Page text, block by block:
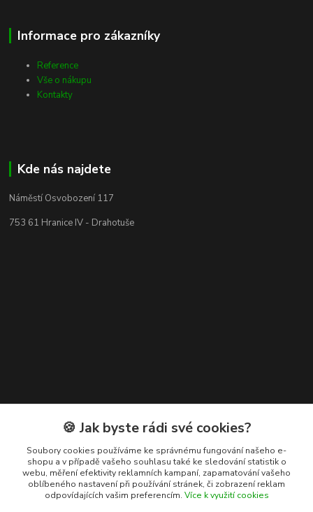
Informace pro zákazníky
Reference
Vše o nákupu
Kontakty
Kde nás najdete
Náměstí Osvobození 117
753 61 Hranice IV - Drahotuše
Kontakty
+420 608 400 554
(Po-Pá, 8-15 hod.)
ekohas@ekohas.cz
🍪 Jak byste rádi své cookies?
Soubory cookies používáme ke správnému fungování našeho e-
shopu a v případě vašeho souhlasu také ke sledování statistik o
webu, měření efektivity reklamních kampaní, zapamatování vašeho
oblíbeného nastavení při používání stránek, či zobrazení reklam
odpovídajících vašim preferencím. Více k využití cookies